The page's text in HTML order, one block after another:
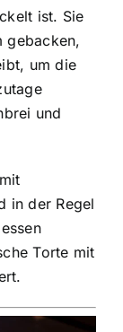
ist. Sie
gebacken,
um die
und
in der Regel
Torte mit